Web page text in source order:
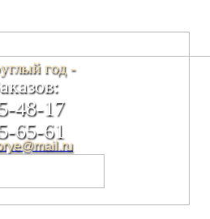
год -
48-17
65-61